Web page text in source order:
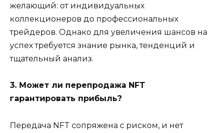
желающий: от индивидуальных
коллекционеров до профессиональных
трейдеров. Однако для увеличения шансов на
успех требуется знание рынка, тенденций и
тщательный анализ.
3. Может ли перепродажа NFT
гарантировать прибыль?
Передача NFT сопряжена с риском, и нет